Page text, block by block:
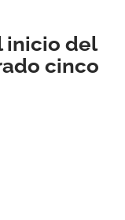
inicio del
cinco